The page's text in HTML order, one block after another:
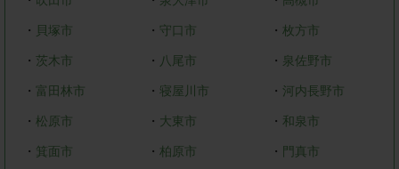
・ 貝塚市 ・ 守口市 ・枚方市
・ 茨木市 ・ 八尾市 ・ 泉佐野市
・ 富田林市 ・ 寝屋川市 ・ 河内長野市
・ 松原市 ・ 大東市 ・ 和泉市
・ 箕面市 ・ 柏原市 ・ 門真市